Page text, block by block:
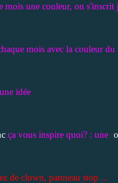
mois une couleur, on
mois avec la couleur
idée
ça vous inspire quoi? : une r
de clown, panneau stop ...